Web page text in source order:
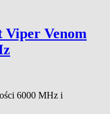
Viper Venom
6000 MHz i